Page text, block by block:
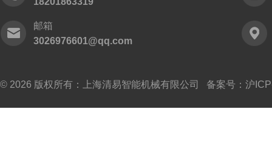
邮箱
3026976601@qq.com
© 2026 版权所有：上海清易智能机械有限公司 备案号： 沪